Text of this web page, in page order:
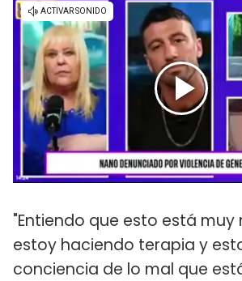
"Entiendo que esto está muy
estoy haciendo terapia y
conciencia de lo mal que